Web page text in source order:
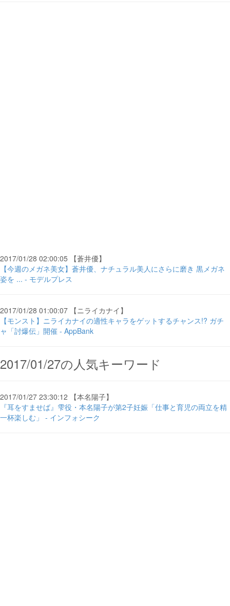
2017/01/28 02:00:05 【蒼井優】
【今週のメガネ美女】蒼井優、ナチュラル美人にさらに磨き 黒メガネ
姿を ... - モデルプレス
2017/01/28 01:00:07 【ニライカナイ】
【モンスト】ニライカナイの適性キャラをゲットするチャンス!? ガチ
ャ「討爆伝」開催 - AppBank
2017/01/27の人気キーワード
2017/01/27 23:30:12 【本名陽子】
『耳をすませば』雫役・本名陽子が第2子妊娠「仕事と育児の両立を精
一杯楽しむ」 - インフォシーク